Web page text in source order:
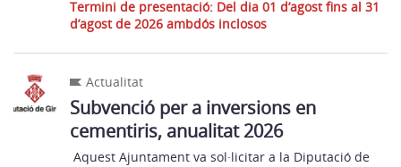
Termini de presentació: Del dia 01 d’agost fins al 31
d’agost de 2026 ambdós inclosos
Actualitat
Subvenció per a inversions en
cementiris, anualitat 2026
Aquest Ajuntament va sol·licitar a la Diputació de